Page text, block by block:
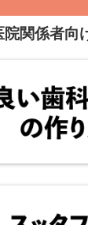
院関係者向